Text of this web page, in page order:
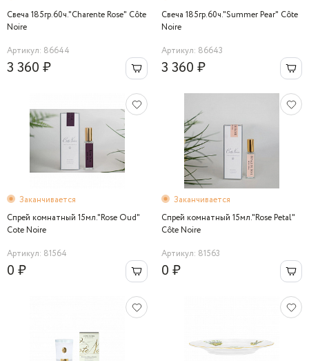
Свеча 185гр.60ч."Charente Rose" Côte
Noire
Артикул: 86644
3 360 ₽
Свеча 185гр.60ч."Summer Pear" Côte
Noire
Артикул: 86643
3 360 ₽
Заканчивается
Cпрей комнатный 15мл."Rose Oud"
Cote Noire
Артикул: 81564
0 ₽
Заканчивается
Спрей комнатный 15мл."Rose Petal"
Côte Noire
Артикул: 81563
0 ₽